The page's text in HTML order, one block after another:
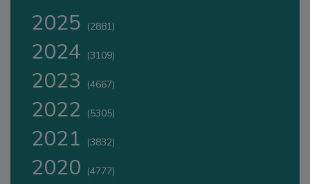
2025 (2881)
2024 (3109)
2023 (4667)
2022 (5305)
2021 (3832)
2020 (4777)